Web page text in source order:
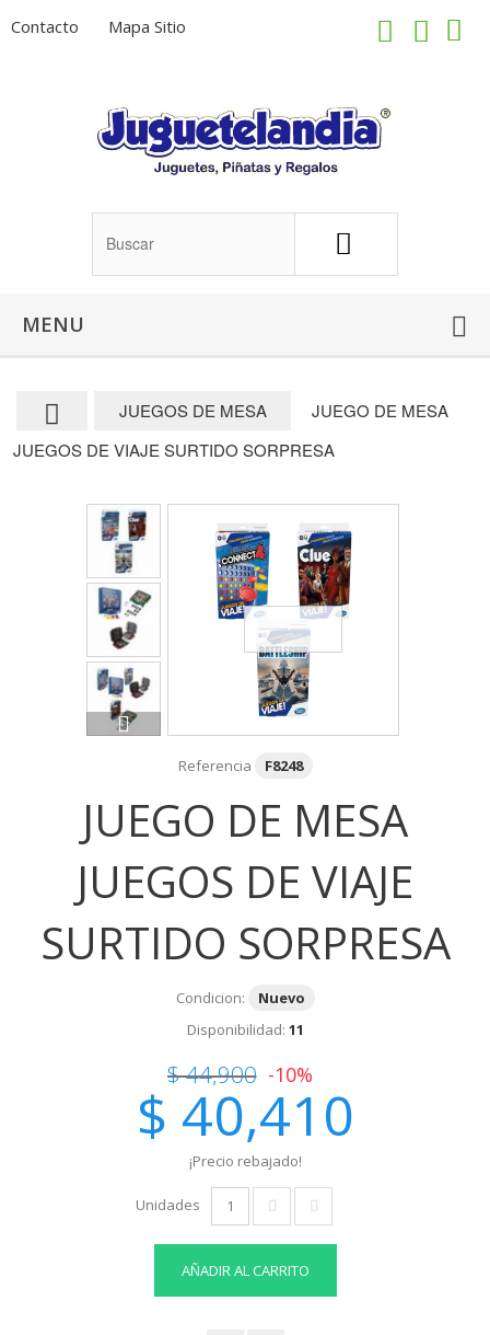
Contacto Mapa Sitio
MENU
JUEGOS DE MESA
JUEGO DE MESA
JUEGOS DE VIAJE SURTIDO SORPRESA
Referencia F8248
JUEGO DE MESA
JUEGOS DE VIAJE
SURTIDO SORPRESA
Condicion:
Nuevo
Disponibilidad: 11
$ 44,900 -10%
$ 40,410
¡Precio rebajado!
Unidades
AÑADIR AL CARRITO